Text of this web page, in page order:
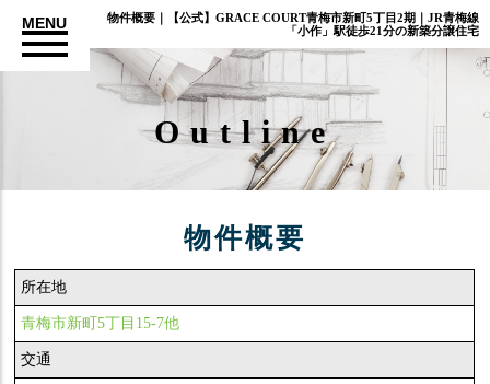
物件概要｜【公式】GRACE COURT青梅市新町5丁目2期｜JR青梅線
「小作」駅徒歩21分の新築分譲住宅
MENU
Outline
物件概要
所在地
青梅市新町5丁目15-7他
交通